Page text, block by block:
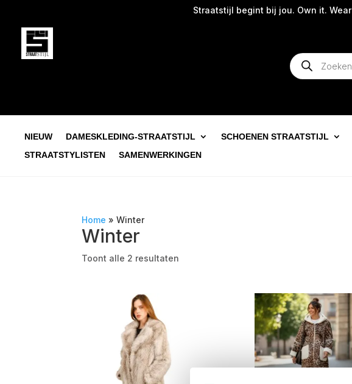
Straatstijl begint bij jou. Own it. Wear
Producten
zoeken
NIEUW DAMESKLEDING-STRAATSTIJL SCHOENEN STRAATSTIJL
STRAATSTYLISTEN
SAMENWERKINGEN
Home »Winter
Winter
Toont alle 2 resultaten